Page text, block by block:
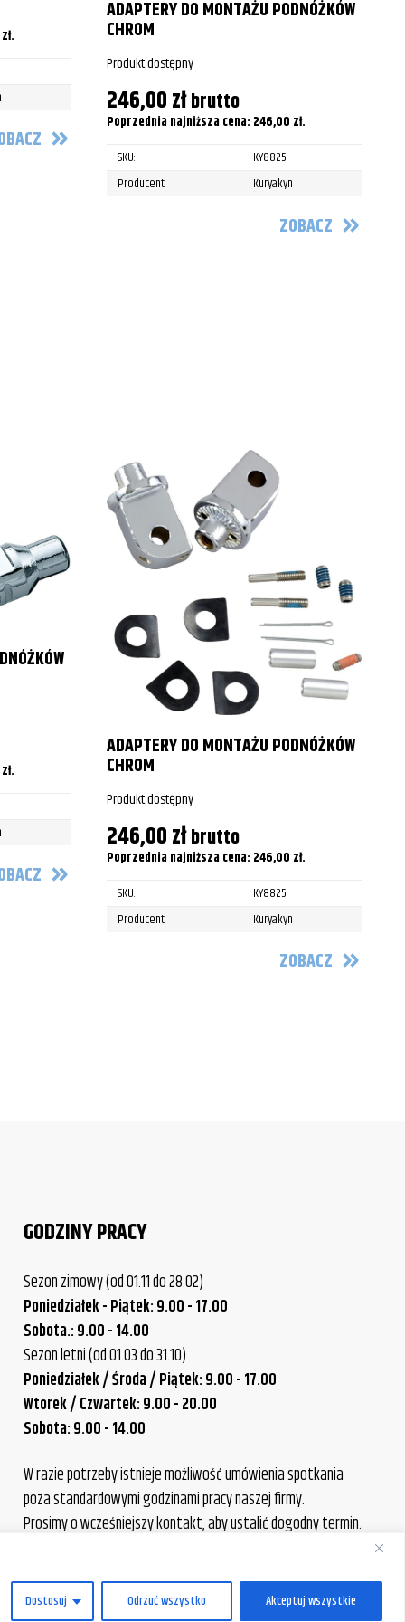
Dostosuj Odrzuć wszystko Akceptuj wszystkie
zł.
ADAPTERY DO MONTAŻU PODNÓŻKÓW
CHROM
Produkt dostępny
246,00złbrutto
Poprzednia najniższa cena: 246,00 zł.
SKU:
KY8825
Producent:
Kuryakyn
ZOBACZ
zł.
ADAPTERY DO MONTAŻU PODNÓŻKÓW
CHROM
Produkt dostępny
246,00złbrutto
Poprzednia najniższa cena: 246,00 zł.
SKU:
KY8825
Producent:
Kuryakyn
ZOBACZ
GODZINY PRACY
Sezon zimowy (od 01.11 do 28.02)
Poniedziałek - Piątek: 9.00 - 17.00
Sobota.: 9.00 - 14.00
Sezon letni (od 01.03 do 31.10)
Poniedziałek / Środa / Piątek: 9.00 - 17.00
Wtorek / Czwartek: 9.00 - 20.00
Sobota: 9.00 - 14.00
W razie potrzeby istnieje możliwość umówienia spotkania
poza standardowymi godzinami pracy naszej firmy.
Prosimy o wcześniejszy kontakt, aby ustalić dogodny termin.
PL